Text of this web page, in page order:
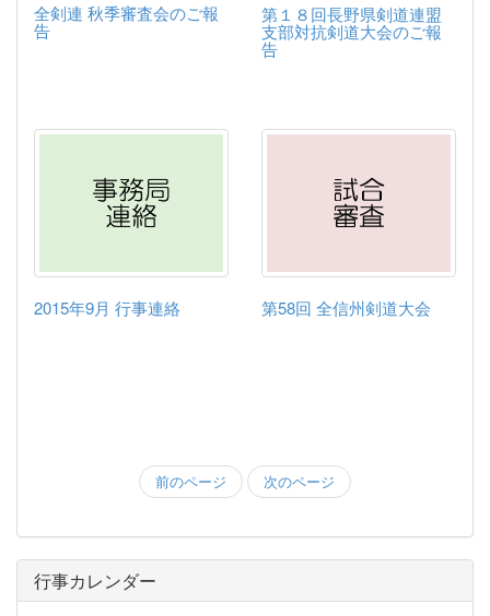
全剣連 秋季審査会のご報
告
第１８回長野県剣道連盟
支部対抗剣道大会のご報
告
2015年9月 行事連絡 第58回 全信州剣道大会
前のページ 次のページ
行事カレンダー